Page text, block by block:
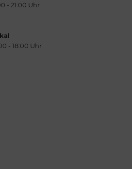
- 21:00 Uhr
- 18:00 Uhr